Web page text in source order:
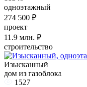
одноэтажный
274 500 ₽
проект
11.9 млн. ₽
строительство
Изысканный
дом из газоблока
1527